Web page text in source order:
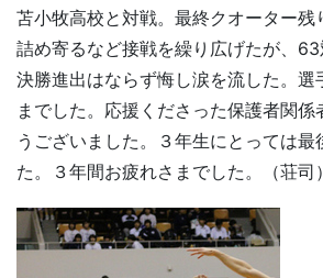
苫小牧高校と対戦。最終クオーター
詰め寄るなど接戦を繰り広げたが、
決勝進出はならず悔し涙を流した。選
までした。応援くださった保護者関係
うございました。３年生にとっては最
た。３年間お疲れさまでした。（荘司）